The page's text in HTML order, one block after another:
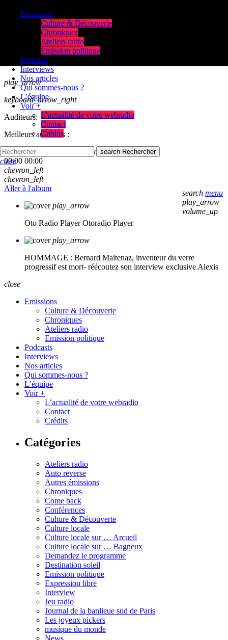
play_arrow
keyboard_arrow_right
Auditeurs:
Meilleurs auditeurs :
skip_previous
skip_next
00:00 00:00
chevron_left
chevron_left
Aller à l'album
play_arrow
Oto Radio Player Otoradio Player
play_arrow
HOMMAGE : Bernard Maitenaz, inventeur du verre
progressif est mort- réécoutez son interview exclusive Alexis
Emissions
Culture & Découverte
Chroniques
Ateliers radio
Emission politique
Podcasts
Interviews
Nos articles
Qui sommes-nous ?
L’équipe
Voir +
L’actualité de votre webradio
Contact
Crédits
search menu
play_arrow
volume_up
search Rechercher
close
close
Emissions
Culture & Découverte
Chroniques
Ateliers radio
Emission politique
Podcasts
Interviews
Nos articles
Qui sommes-nous ?
L’équipe
Voir +
L’actualité de votre webradio
Contact
Crédits
Catégories
Ateliers radio
Auto reverse
Autres émissions
Chroniques
Come back
Conférences
Culture & Découverte
Culture locale
Culture locale sur … Arcueil
Culture locale sur … Bagneux
Demandez le programme
Destination soleil
Emission politique
Expression libre
Interview
Jeu radio
Journal de la banlieue sud de Paris
Les joyeux pickers
musique du monde
News